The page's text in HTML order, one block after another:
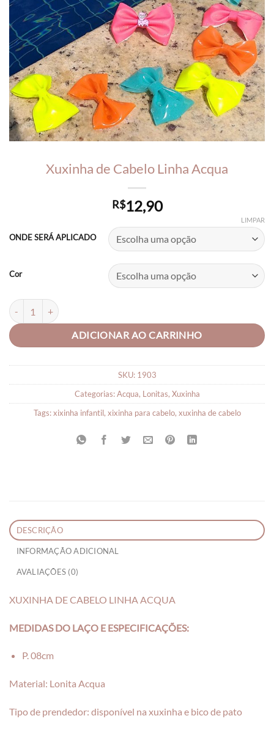
Xuxinha de Cabelo Linha Acqua
R$12,90
ONDE SERÁ APLICADO
Cor
LIMPAR
Xuxinha de Cabelo Linha Acqua quantidade
ADICIONAR AO CARRINHO
SKU: 1903
Categorias:Acqua, Lonitas, Xuxinha
Tags:xixinha infantil, xixinha para cabelo, xuxinha de cabelo
DESCRIÇÃO
INFORMAÇÃO ADICIONAL
AVALIAÇÕES (0)
XUXINHA DE CABELO LINHA ACQUA
MEDIDAS DO LAÇO E ESPECIFICAÇÕES:
P. 08cm
Material: Lonita Acqua
Tipo de prendedor: disponível na xuxinha e bico de pato